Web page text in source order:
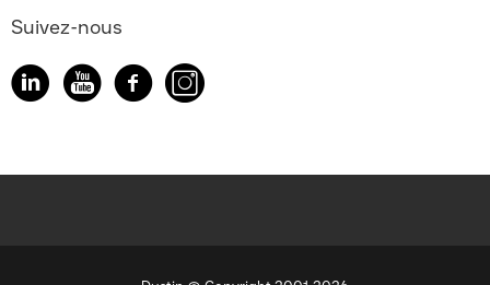
Suivez-nous